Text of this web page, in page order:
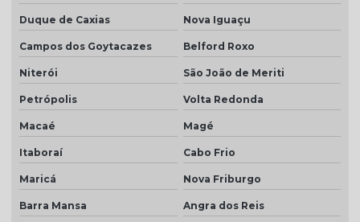
Telha colonial resinada preço
Telha colonial resinada valor
Telha de concreto cinza
Telha concreto cinza perola
Telha concreto colorida
Telha de concreto esmaltada
Telha de concreto grafite
Duque de Caxias Nova Iguaçu
Campos dos Goytacazes Belford Roxo
Niterói São João de Meriti
Petrópolis Volta Redonda
Macaé Magé
Itaboraí Cabo Frio
Maricá Nova Friburgo
Barra Mansa Angra dos Reis